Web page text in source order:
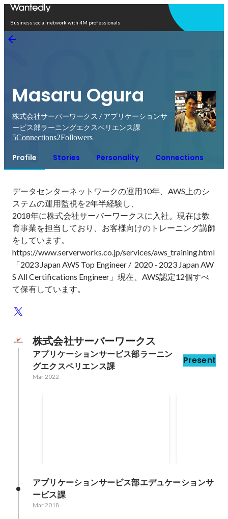
Business social network with 4M professionals
Masaru Ogura
株式会社サーバーワークス / アプリケーションサ
ービス部ラーニングエクスペリエンス課
5Connections2Followers
Profile Stories Personality Connections
データセンターネットワークの運用10年、AWS上のシ
ステムの運用監視を2年半経験し、
2018年に株式会社サーバーワークスに入社。現在は教
育事業を担当しており、お客様向けのトレーニング講師
をしています。
https://www.serverworks.co.jp/services/aws_training.html
「2023 Japan AWS Top Engineer /  2020 - 2023 Japan AW
S All Certifications Engineer」現在、AWS認定12個すべ
て保有しています。
株式会社サーバーワークス
アプリケーションサービス部ラーニン
グエクスペリエンス課
Present
Mar 2022 -
アプリケーションサービス部エデュケーションサ
ービス課
Mar 2018